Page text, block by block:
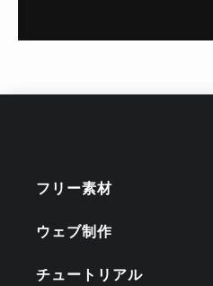
フリー素材
ウェブ制作
チュートリアル